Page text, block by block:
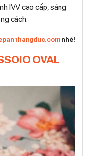
IVV cao cấp, sáng
cách.
nhé!
OVAL